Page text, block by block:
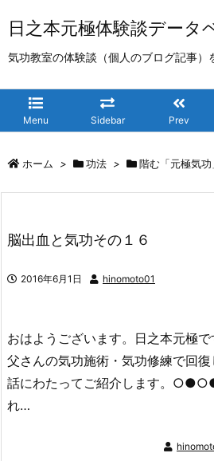
日之本元極体験談データ
気功教室の体験談（個人のブログ記事）
Menu Sidebar Prev
ホーム > 功法 > 階む「元極気
脳出血と気功その１６
2016年6月1日 hinomoto01
おはようございます。日之本元極
父さんの気功施術・気功修練で回
話にわたってご紹介します。
れ…